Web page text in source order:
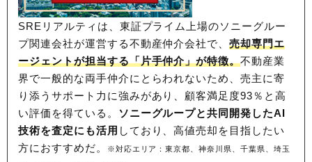
SREリアルティは、東証プライム上場のソニーグルー
プ関連会社が運営する不動産仲介会社で、売却専門エ
ージェントが担当する「片手仲介」が特徴。不動産業
界で一般的な両手仲介にとらわれないため、売主に寄
り添うサポート力に強みがあり、顧客満足度93％と高
い評価を得ている。 ソニーグループと共同開発したAI
技術を査定にも活用 しており、高値売却を目指したい
方におすすめだ。
※対応エリア：東京都、神奈川県、千葉県、埼玉